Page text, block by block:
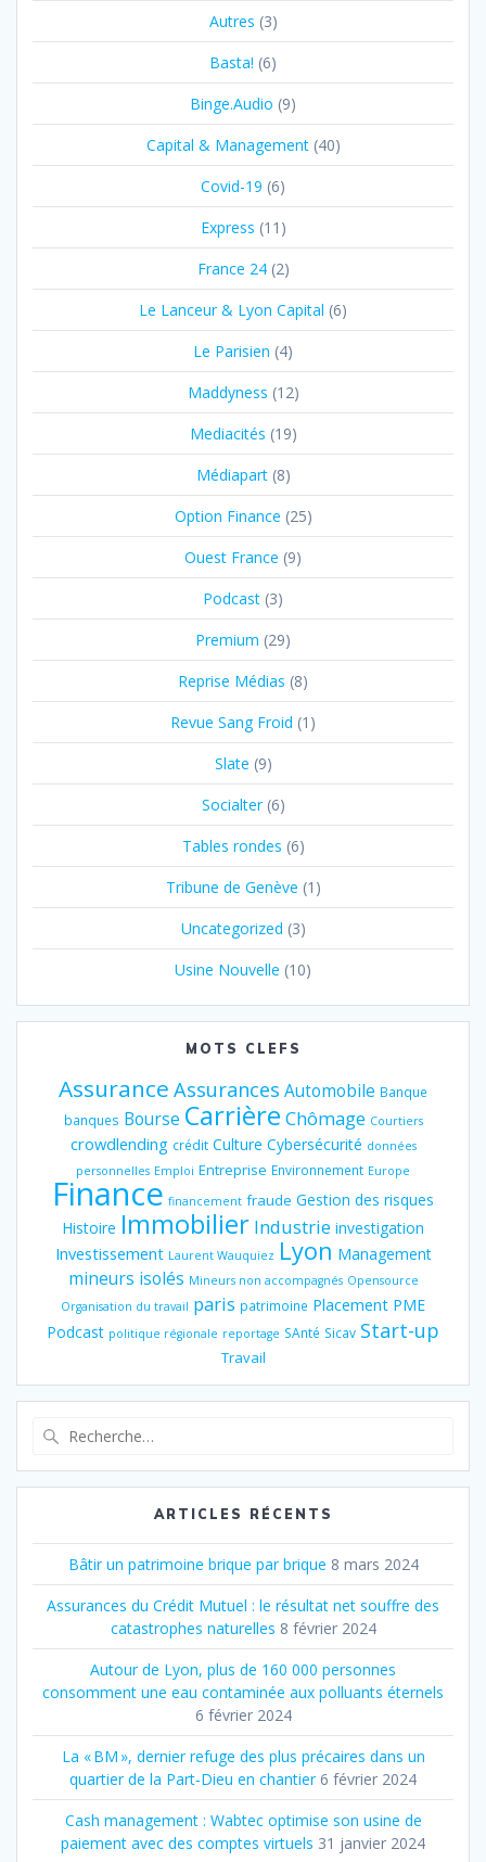
Autres (3)
Basta! (6)
Binge.Audio (9)
Capital & Management(40)
Covid-19 (6)
Express (11)
France 24(2)
Le Lanceur & Lyon Capital (6)
Le Parisien (4)
Maddyness (12)
Mediacités (19)
Médiapart(8)
Option Finance (25)
Ouest France (9)
Podcast (3)
Premium (29)
Reprise Médias (8)
Revue Sang Froid (1)
Slate (9)
Socialter(6)
Tables rondes (6)
Tribune de Genève (1)
Uncategorized (3)
Usine Nouvelle (10)
MOTS CLEFS
Assurance Assurances Automobile Banque
banques Bourse Carrière Chômage Courtiers
crowdlending crédit Culture Cybersécurité données
personnelles Emploi Entreprise Environnement Europe
Finance financement fraude Gestion des risques
Histoire Immobilier Industrie investigation
Investissement Laurent Wauquiez Lyon Management
mineurs isolés Mineurs non accompagnés Opensource
Organisation du travail paris patrimoine Placement PME
Podcast politique régionale reportage SAnté Sicav Start-up
Travail
:
ARTICLES RÉCENTS
Bâtir un patrimoine brique par brique 8 mars 2024
Assurances du Crédit Mutuel : le résultat net souffre des
catastrophes naturelles 8 février 2024
Autour de Lyon, plus de 160 000 personnes
consomment une eau contaminée aux polluants éternels
6 février 2024
La « BM », dernier refuge des plus précaires dans un
quartier de la Part‐Dieu en chantier 6 février 2024
Cash management : Wabtec optimise son usine de
paiement avec des comptes virtuels 31 janvier 2024